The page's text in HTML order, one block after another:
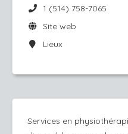
1 (514) 758-7065
Site web
Lieux
Services en